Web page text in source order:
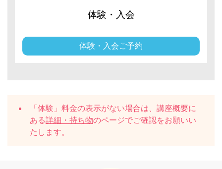
体験・入会
体験・入会ご予約
「体験」料金の表示がない場合は、講座概要に
ある詳細・持ち物のページでご確認をお願いい
たします。